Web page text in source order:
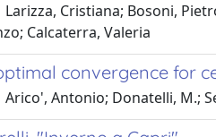
Larizza, Cristiana; Bosoni,
Calcaterra, Valeria
convergence for
Arico', Antonio; Donatelli, M.;